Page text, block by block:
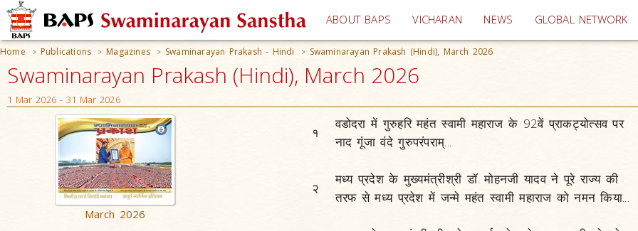
ABOUT BAPS VICHARAN (current)
NEWS GLOBAL NETWORK
Home > Publications > Magazines > Swaminarayan Prakash - Hindi > Swaminarayan Prakash (Hindi), March 2026
Swaminarayan Prakash (Hindi), March 2026
1 Mar 2026 - 31 Mar 2026
March 2026
१
वडोदरा में गुरुहरि महंत स्वामी महाराज के 92वें प्राकट्योत्सव पर
नाद गूंजा वंदे गुरुपरंपराम्...
२
मध्य प्रदेश के मुख्यमंत्रीश्री डॉ. मोहनजी यादव ने पूरे राज्य की
तरफ से मध्य प्रदेश में जन्मे महंत स्वामी महाराज को नमन किया...